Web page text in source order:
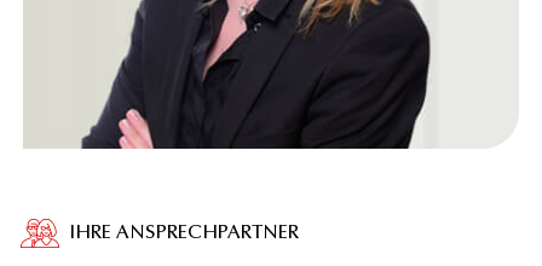
IHRE ANSPRECHPARTNER